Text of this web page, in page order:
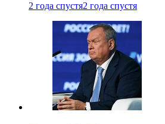
2 года спустя2 года спустя